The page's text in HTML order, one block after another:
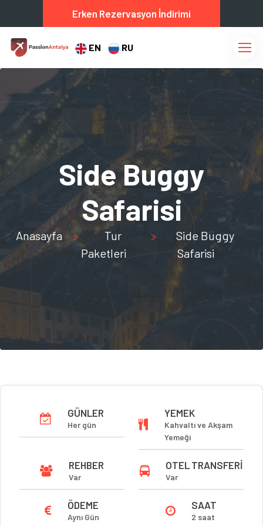
Erken Rezervasyon İndirimi
EN RU
Side Buggy
Safarisi
Anasayfa
Tur
Paketleri
Side Buggy
Safarisi
GÜNLER
Her gün
YEMEK
Kahvaltı ve Akşam
Yemeği
REHBER
Var
OTEL TRANSFERI
Var
ÖDEME
Aynı Gün
SAAT
2 saat